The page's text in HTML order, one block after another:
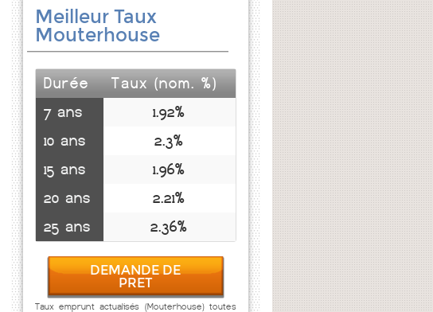
Meilleur Taux
Mouterhouse
Durée
Taux (nom. %)
7 ans
1.92%
10 ans
2.3%
15 ans
1.96%
20 ans
2.21%
25 ans
2.36%
DEMANDE DE
PRET
Taux emprunt actualisés (Mouterhouse) toutes